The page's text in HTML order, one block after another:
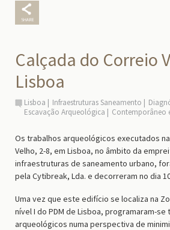
Calçada do Correio
Lisboa
Lisboa Infraestruturas Saneamento
Escavação Arqueológica
Contemporâneo
Os trabalhos arqueológicos executados
Velho, 2-8, em Lisboa, no âmbito da
infraestruturas de saneamento urbano,
pela Cytibreak, Lda. e decorreram no dia
Uma vez que este edifício se localiza na
nível I do PDM de Lisboa, programaram-se
arqueológicos numa perspectiva de